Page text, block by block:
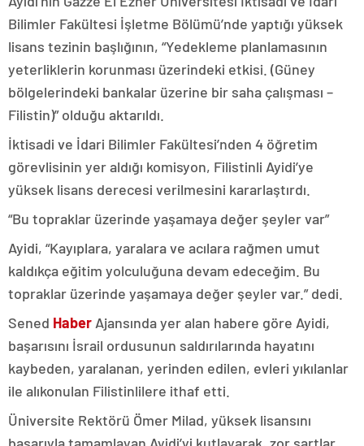
Bilimler Fakültesi İşletme Bölümü’nde yaptığı yüksek
lisans tezinin başlığının, “Yedekleme planlamasının
yeterliklerin korunması üzerindeki etkisi. (Güney
bölgelerindeki bankalar üzerine bir saha çalışması –
Filistin)” olduğu aktarıldı.
İktisadi ve İdari Bilimler Fakültesi’nden 4 öğretim
görevlisinin yer aldığı komisyon, Filistinli Ayidi’ye
yüksek lisans derecesi verilmesini kararlaştırdı.
“Bu topraklar üzerinde yaşamaya değer şeyler var”
Ayidi, “Kayıplara, yaralara ve acılara rağmen umut
kaldıkça eğitim yolculuğuna devam edeceğim. Bu
topraklar üzerinde yaşamaya değer şeyler var.” dedi.
Sened Haber Ajansında yer alan habere göre Ayidi,
başarısını İsrail ordusunun saldırılarında hayatını
kaybeden, yaralanan, yerinden edilen, evleri yıkılanlar
ile alıkonulan Filistinlilere ithaf etti.
Üniversite Rektörü Ömer Milad, yüksek lisansını